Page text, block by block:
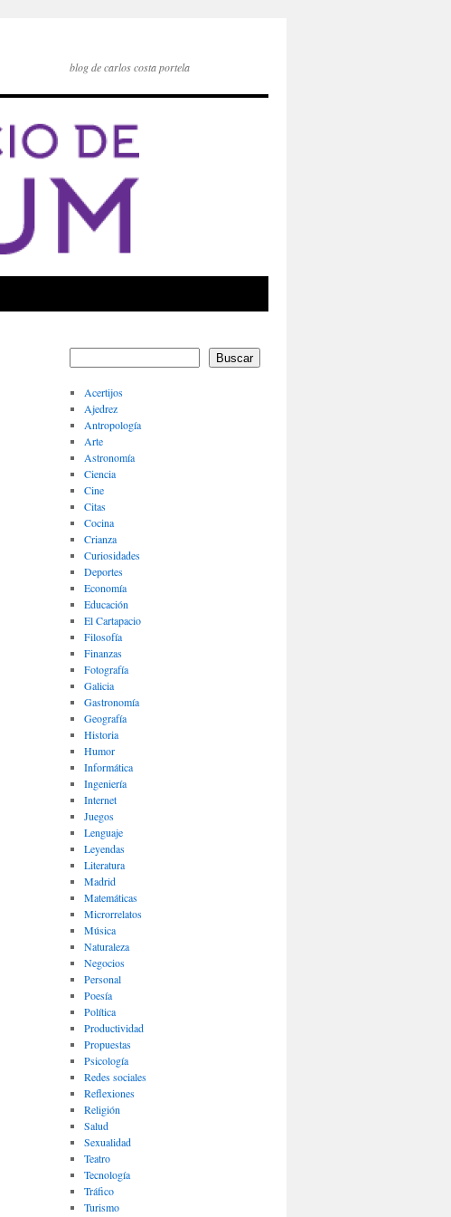
blog de carlos costa portela
Buscar
Acertijos
Ajedrez
Antropología
Arte
Astronomía
Ciencia
Cine
Citas
Cocina
Crianza
Curiosidades
Deportes
Economía
Educación
El Cartapacio
Filosofía
Finanzas
Fotografía
Galicia
Gastronomía
Geografía
Historia
Humor
Informática
Ingeniería
Internet
Juegos
Lenguaje
Leyendas
Literatura
Madrid
Matemáticas
Microrrelatos
Música
Naturaleza
Negocios
Personal
Poesía
Política
Productividad
Propuestas
Psicología
Redes sociales
Reflexiones
Religión
Salud
Sexualidad
Teatro
Tecnología
Tráfico
Turismo